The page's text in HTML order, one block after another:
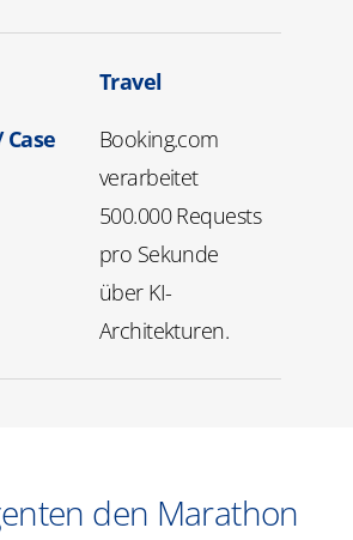
Travel
Booking.com
verarbeitet
500.000Requests
pro Sekunde
über KI-
Architekturen.
den Marathon